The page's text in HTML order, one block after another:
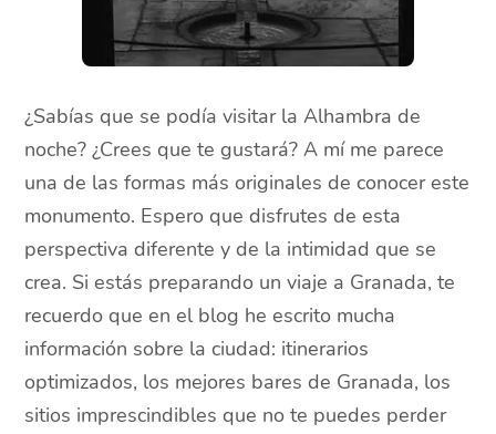
¿Sabías que se podía visitar la Alhambra de
noche? ¿Crees que te gustará? A mí me parece
una de las formas más originales de conocer este
monumento. Espero que disfrutes de esta
perspectiva diferente y de la intimidad que se
crea. Si estás preparando un viaje a Granada, te
recuerdo que en el blog he escrito mucha
información sobre la ciudad: itinerarios
optimizados, los mejores bares de Granada, los
sitios imprescindibles que no te puedes perder